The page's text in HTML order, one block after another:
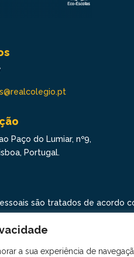
a sua experiência de
Paço do Lumiar, nº9,
Portugal.
são tratados de acordo
2021 Real Colégio de Portugal.